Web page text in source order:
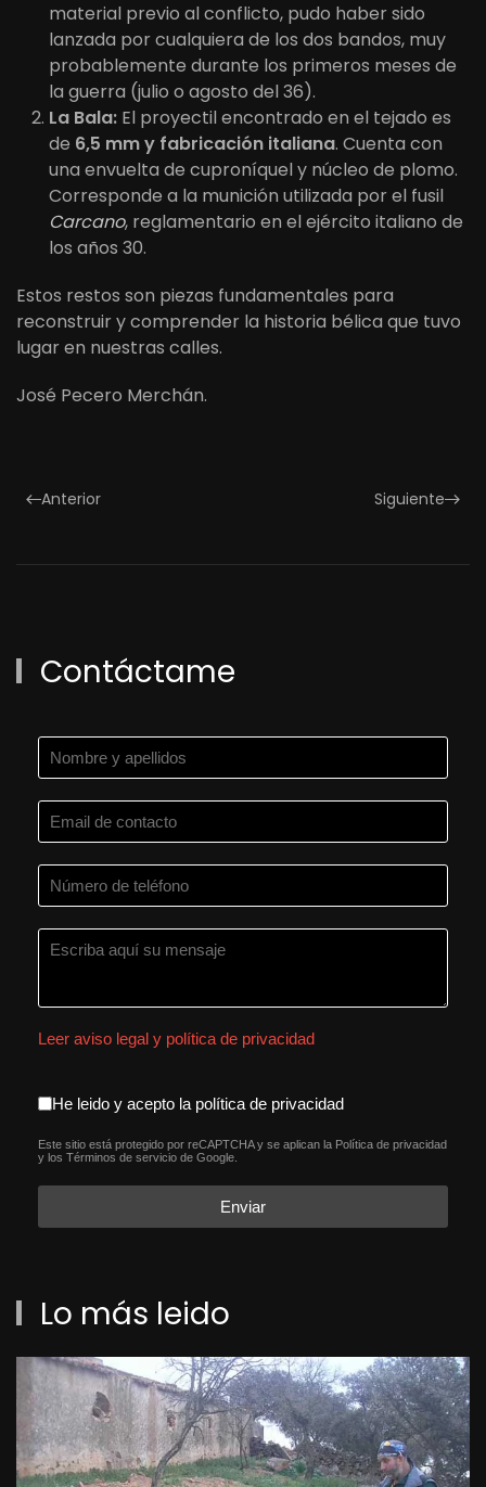
material previo al conflicto, pudo haber sido
lanzada por cualquiera de los dos bandos, muy
probablemente durante los primeros meses de
la guerra (julio o agosto del 36).
La Bala: El proyectil encontrado en el tejado es
de 6,5 mm y fabricación italiana. Cuenta con
una envuelta de cuproníquel y núcleo de plomo.
Corresponde a la munición utilizada por el fusil
Carcano, reglamentario en el ejército italiano de
los años 30.
Estos restos son piezas fundamentales para
reconstruir y comprender la historia bélica que tuvo
lugar en nuestras calles.
José Pecero Merchán.
Anterior Siguiente
Contáctame
Leer aviso legal y política de privacidad
aceptacion política de
He leido y acepto la política de privacidad
reCAPTCHA*
Este sitio está protegido por reCAPTCHA y se aplican la Política de privacidad
y los Términos de servicio de Google.
Enviar
Lo más leido